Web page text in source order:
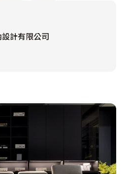
設計重點。
對象的普遍性，常常落入一種
不可否認的，這也是建築所以為
完全的設計。例如多出來房間
為兩房？還是保留四房就讓房間
滿足於業主的需求，更好的設
計有限公司